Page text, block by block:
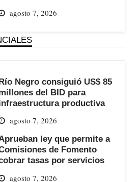
agosto 7, 2026
Negro consiguió US$ 85
del BID para
productiva
agosto 7, 2026
ley que permite a
de Fomento
tasas por servicios
agosto 7, 2026